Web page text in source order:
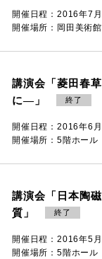
開催日程：2016年7
開催場所：岡田美術
講演会「菱田春
に―」
終了
開催日程：2016年6
開催場所：5階ホール
講演会「日本陶
質」
終了
開催日程：2016年5
開催場所：5階ホール